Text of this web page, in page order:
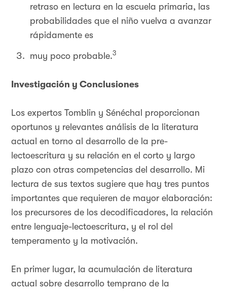
retraso en lectura en la escuela primaria, las
probabilidades que el niño vuelva a avanzar
rápidamente es
muy poco probable.3
Investigación y Conclusiones
Los expertos Tomblin y Sénéchal proporcionan
oportunos y relevantes análisis de la literatura
actual en torno al desarrollo de la pre-
lectoescritura y su relación en el corto y largo
plazo con otras competencias del desarrollo. Mi
lectura de sus textos sugiere que hay tres puntos
importantes que requieren de mayor elaboración:
los precursores de los decodificadores, la relación
entre lenguaje-lectoescritura, y el rol del
temperamento y la motivación.
En primer lugar, la acumulación de literatura
actual sobre desarrollo temprano de la